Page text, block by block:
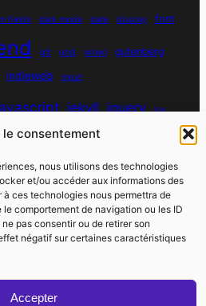
le consentement
nous utilisons des technologies
et/ou accéder aux informations des
ces technologies nous permettra de
comportement de navigation ou les ID
pas consentir ou de retirer son
négatif sur certaines caractéristiques
Accepter
fields dark mode date display font
git grid growl gutenberg
indieweb input
jekyll jquery jsx
queries mysql navigation
pixel plugin print
react regex responsive run
site generator steve jobs